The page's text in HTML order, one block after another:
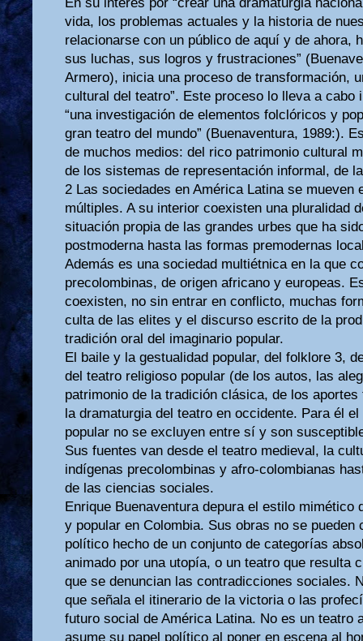
vida, los problemas actuales y la historia de
relacionarse con un público de aquí y de ahora,
sus luchas, sus logros y frustraciones”
Armero), inicia una proceso de transformación,
cultural del teatro”. Este proceso lo lleva a cabo
“una investigación de elementos folclóricos y
gran teatro del mundo” (Buenaventura, 1989:).
de muchos medios: del rico patrimonio cultural
de los sistemas de representación informal, de
2 Las sociedades en América Latina se mueven
múltiples. A su interior coexisten una pluralidad
situación propia de las grandes urbes que ha
postmoderna hasta las formas premodernas
Además es una sociedad multiétnica en la que
precolombinas, de origen africano y europeas.
coexisten, no sin entrar en conflicto, muchas
culta de las elites y el discurso escrito de la
tradición oral del imaginario popular.
El baile y la gestualidad popular, del folklore 3,
del teatro religioso popular (de los autos, las
patrimonio de la tradición clásica, de los
la dramaturgia del teatro en occidente. Para él
popular no se excluyen entre sí y son
Sus fuentes van desde el teatro medieval, la
indígenas precolombinas y afro-colombianas
de las ciencias sociales.
Enrique Buenaventura depura el estilo mimético
y popular en Colombia. Sus obras no se
político hecho de un conjunto de categorías
animado por una utopía, o un teatro que resulta
que se denuncian las contradicciones sociales.
que señala el itinerario de la victoria o las
futuro social de América Latina. No es un teatro
asume su papel político al poner en escena al